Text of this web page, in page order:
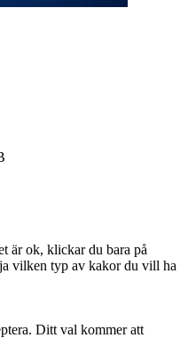
är ok, klickar du bara på
vilken typ av kakor du vill ha
Ditt val kommer att